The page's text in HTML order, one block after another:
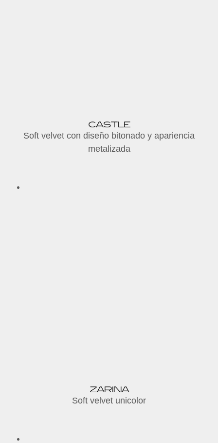
CASTLE
Soft velvet con diseño bitonado y apariencia
metalizada
ZARINA
Soft velvet unicolor